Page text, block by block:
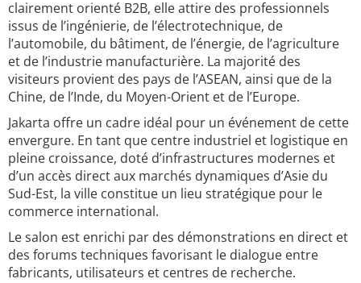
clairement orienté B2B, elle attire des professionnels
issus de l’ingénierie, de l’électrotechnique, de
l’automobile, du bâtiment, de l’énergie, de l’agriculture
et de l’industrie manufacturière. La majorité des
visiteurs provient des pays de l’ASEAN, ainsi que de la
Chine, de l’Inde, du Moyen-Orient et de l’Europe.
Jakarta offre un cadre idéal pour un événement de cette
envergure. En tant que centre industriel et logistique en
pleine croissance, doté d’infrastructures modernes et
d’un accès direct aux marchés dynamiques d’Asie du
Sud-Est, la ville constitue un lieu stratégique pour le
commerce international.
Le salon est enrichi par des démonstrations en direct et
des forums techniques favorisant le dialogue entre
fabricants, utilisateurs et centres de recherche.